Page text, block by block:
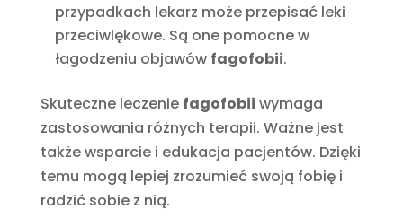
przypadkach lekarz może przepisać leki
przeciwlękowe. Są one pomocne w
łagodzeniu objawów fagofobii.
Skuteczne leczenie fagofobii wymaga
zastosowania różnych terapii. Ważne jest
także wsparcie i edukacja pacjentów. Dzięki
temu mogą lepiej zrozumieć swoją fobię i
radzić sobie z nią.